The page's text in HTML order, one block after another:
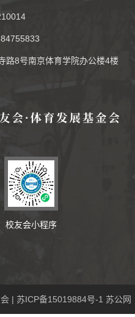
路8号南京体育学院办公楼4楼
校友会小程序
| 苏ICP备15019884号-1 苏公网